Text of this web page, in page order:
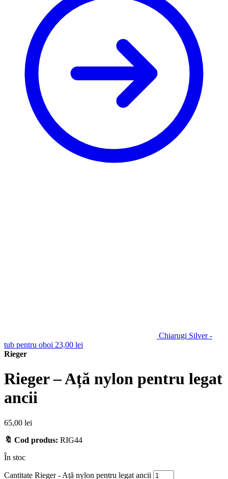
Chiarugi Silver -
tub pentru oboi 23,00 lei
Rieger
Rieger – Ață nylon pentru legat
ancii
65,00 lei
🔖 Cod produs: RIG44
În stoc
Cantitate Rieger - Ață nylon pentru legat ancii